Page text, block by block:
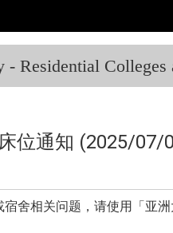
Residential Colleges
位通知 (2025/07/
舍相关问题，请使用「亚